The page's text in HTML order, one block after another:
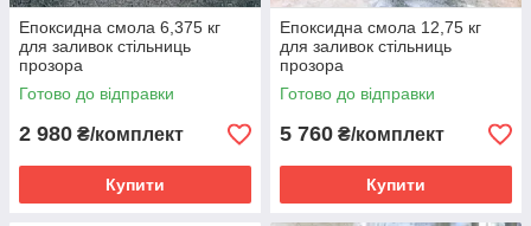
Епоксидна смола 6,375 кг
для заливок стільниць
прозора
Готово до відправки
2 980 ₴/комплект
Купити
Епоксидна смола 12,75 кг
для заливок стільниць
прозора
Готово до відправки
5 760 ₴/комплект
Купити